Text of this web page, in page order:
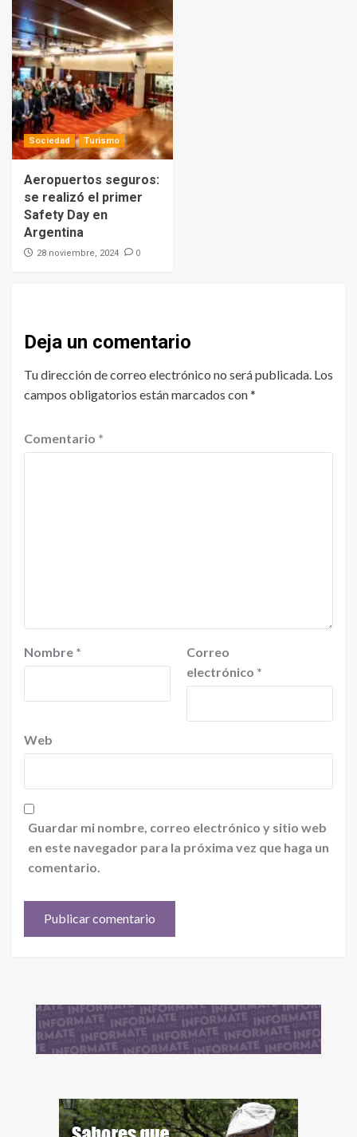
Sociedad Turismo
Aeropuertos seguros:
se realizó el primer
Safety Day en
Argentina
28 noviembre, 2024 0
Deja un comentario
Tu dirección de correo electrónico no será publicada. Los
campos obligatorios están marcados con*
Comentario *
Nombre *
Correo
electrónico *
Web
Guardar mi nombre, correo electrónico y sitio web
en este navegador para la próxima vez que haga un
comentario.